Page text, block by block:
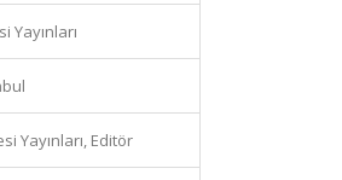
Yayınları
Yayınları, Editör